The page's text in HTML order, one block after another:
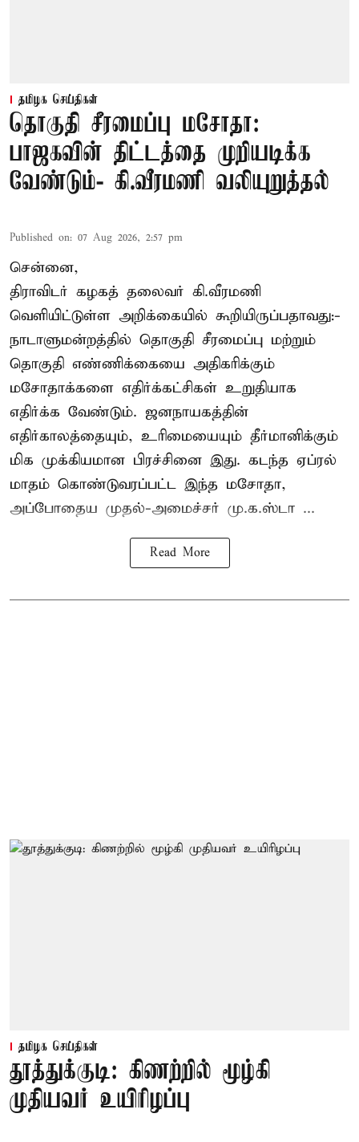
தமிழக செய்திகள்
தொகுதி சீரமைப்பு மசோதா:
பாஜகவின் திட்டத்தை முறியடிக்க
வேண்டும்- கி.வீரமணி வலியுறுத்தல்
Published on: 07 Aug 2026, 2:57 pm
சென்னை,
திராவிடர் கழகத் தலைவர் கி.வீரமணி
வெளியிட்டுள்ள அறிக்கையில் கூறியிருப்பதாவது:-
நாடாளுமன்றத்தில் தொகுதி சீரமைப்பு மற்றும்
தொகுதி எண்ணிக்கையை அதிகரிக்கும்
மசோதாக்களை எதிர்க்கட்சிகள் உறுதியாக
எதிர்க்க வேண்டும். ஜனநாயகத்தின்
எதிர்காலத்தையும், உரிமையையும் தீர்மானிக்கும்
மிக முக்கியமான பிரச்சினை இது. கடந்த ஏப்ரல்
மாதம் கொண்டுவரப்பட்ட இந்த மசோதா,
அப்போதைய முதல்-அமைச்சர் மு.க.ஸ்டா ...
Read More
தமிழக செய்திகள்
தூத்துக்குடி: கிணற்றில் மூழ்கி
முதியவர் உயிரிழப்பு